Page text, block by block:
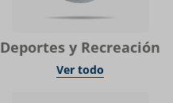
Deportes y Recreación
Ver todo